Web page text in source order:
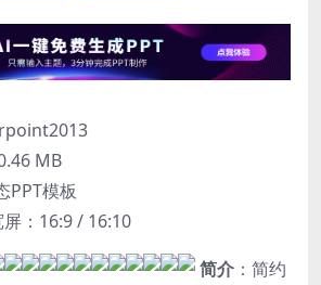
MB
PPT模板
：16:9 / 16:10
简介 ：简约